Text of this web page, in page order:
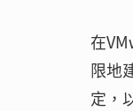
在
限地
定，